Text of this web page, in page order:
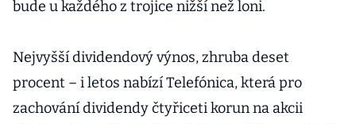
bude u každého z trojice nižší než loni.
Nejvyšší dividendový výnos, zhruba deset
procent – i letos nabízí Telefónica, která pro
zachování dividendy čtyřiceti korun na akcii